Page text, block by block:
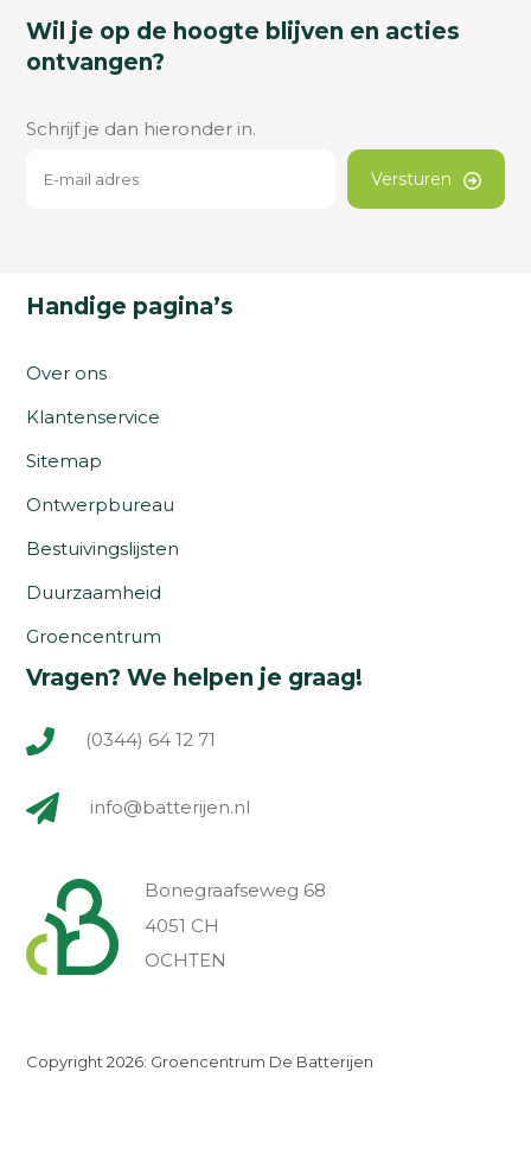
Wil je op de hoogte blijven en acties
ontvangen?
Schrijf je dan hieronder in.
Versturen
Handige pagina’s
Over ons
Klantenservice
Sitemap
Ontwerpbureau
Bestuivingslijsten
Duurzaamheid
Groencentrum
Vragen? We helpen je graag!
(0344) 64 12 71
info@batterijen.nl
Bonegraafseweg 68
4051 CH
OCHTEN
Copyright 2026: Groencentrum De Batterijen